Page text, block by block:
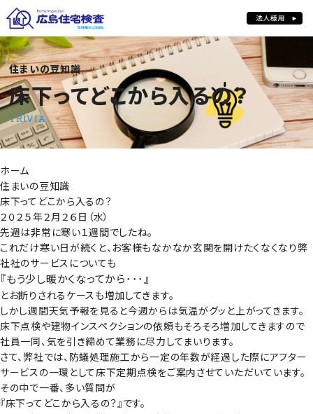
床下ってどこから入るの？
住まいの豆知識
床下ってどこから入るの？
TRIVIA
ホーム
住まいの豆知識
床下ってどこから入るの？
２０２５年２月２６日（水）
先週は非常に寒い１週間でしたね。
これだけ寒い日が続くと、お客様もなかなか玄関を開けたくなくなり弊
社社のサービスについても
『もう少し暖かくなってから･･･』
とお断りされるケースも増加してきます。
しかし週間天気予報を見ると今週からは気温がグッと上がってきます。
床下点検や建物インスペクションの依頼もそろそろ増加してきますので
社員一同、気を引き締めて業務に尽力してまいります。
さて、弊社では、防蟻処理施工から一定の年数が経過した際にアフター
サービスの一環として床下定期点検をご案内させていただいています。
その中で一番、多い質問が
『床下ってどこから入るの？』です。